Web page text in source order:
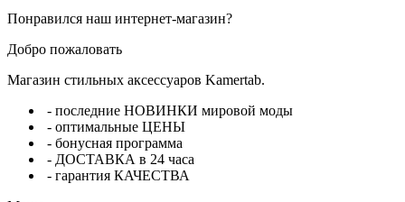
Понравился наш интернет-магазин?
Добро пожаловать
Магазин стильных аксессуаров Kamertab.
- последние НОВИНКИ мировой моды
- оптимальные ЦЕНЫ
- бонусная программа
- ДОСТАВКА в 24 часа
- гарантия КАЧЕСТВА